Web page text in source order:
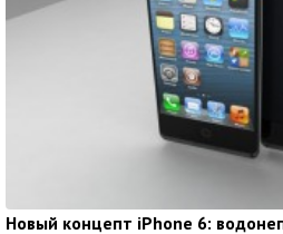
Новый концепт iPhone 6: